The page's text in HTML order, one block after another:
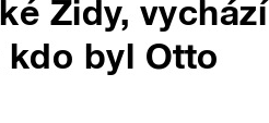
Židy, vychází
byl Otto